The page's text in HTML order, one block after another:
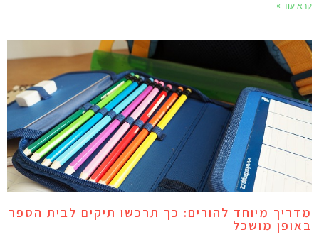
עוד »
מיוחד להורים: כך תרכשו תיקים לבית הספר
מושכל